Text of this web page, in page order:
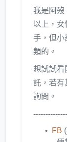
我是阿歿
以上，女
手，但小
類的。
想試試看
託，若有
詢問。
FB